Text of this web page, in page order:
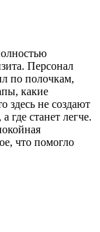
Персонал
по полочкам,
какие
не создают
где станет легче.
что помогло